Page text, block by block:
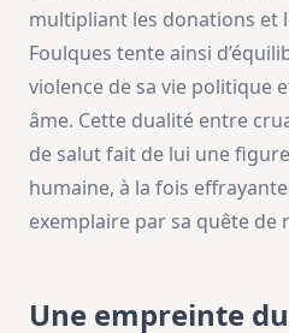
multipliant les donations et
Foulques tente ainsi
violence de sa vie politique
âme. Cette dualité entre
de salut fait de lui une
humaine, à la fois
exemplaire par sa quête de
Une empreinte